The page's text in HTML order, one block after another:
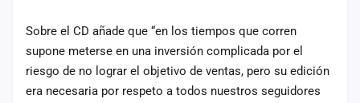
Sobre el CD añade que “en los tiempos que corren
supone meterse en una inversión complicada por el
riesgo de no lograr el objetivo de ventas, pero su edición
era necesaria por respeto a todos nuestros seguidores